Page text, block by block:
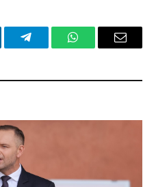
TelegramWhatsAppEmail